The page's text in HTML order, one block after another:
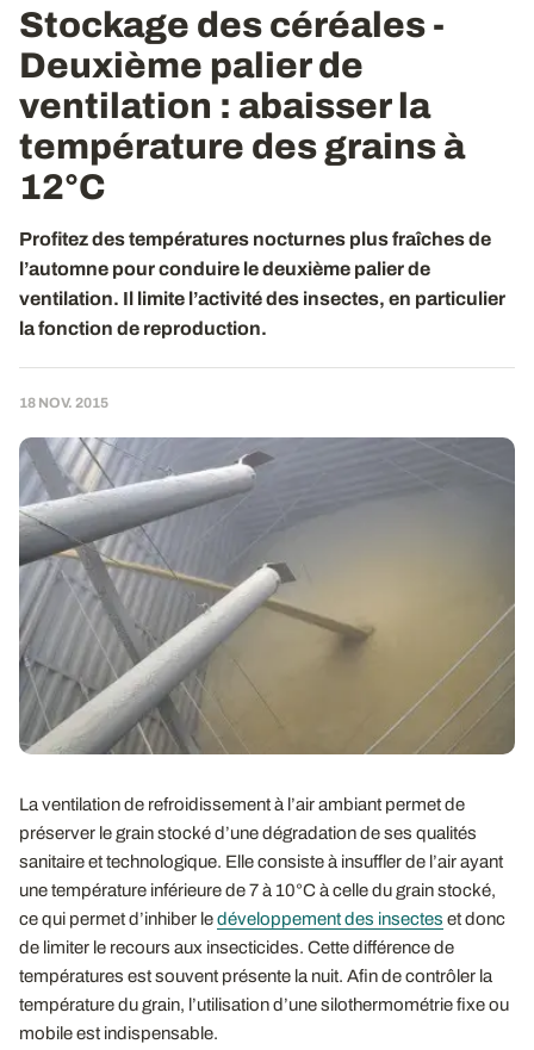
Stockage des céréales -
Deuxième palier de
ventilation : abaisser la
température des grains à
12°C
Profitez des températures nocturnes plus fraîches de
l’automne pour conduire le deuxième palier de
ventilation. Il limite l’activité des insectes, en particulier
la fonction de reproduction.
18 NOV. 2015
La ventilation de refroidissement à l’air ambiant permet de
préserver le grain stocké d’une dégradation de ses qualités
sanitaire et technologique. Elle consiste à insuffler de l’air ayant
une température inférieure de 7 à 10°C à celle du grain stocké,
ce qui permet d’inhiber ledéveloppement des insectes et donc
de limiter le recours aux insecticides. Cette différence de
températures est souvent présente la nuit. Afin de contrôler la
température du grain, l’utilisation d’une silothermométrie fixe ou
mobile est indispensable.